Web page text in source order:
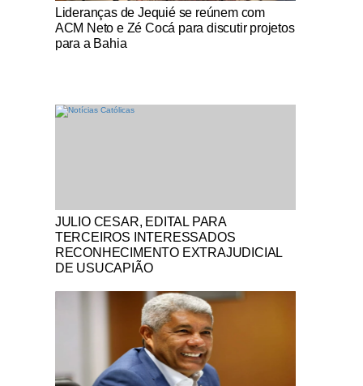
Notícias Católicas
Lideranças de Jequié se reúnem com
ACM Neto e Zé Cocá para discutir projetos
para a Bahia
Notícias Católicas
JULIO CESAR, EDITAL PARA
TERCEIROS INTERESSADOS
RECONHECIMENTO EXTRAJUDICIAL
DE USUCAPIÃO